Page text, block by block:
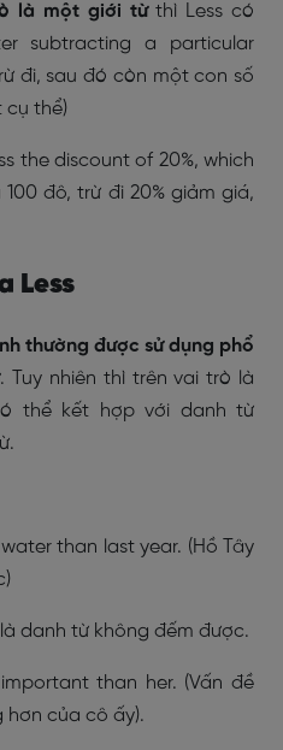
là một giới từthì Less có
subtracting a particular
đi, sau đó còn một con số
cụ thể)
the discount of 20%, which
đô, trừ đi 20% giảm giá,
Less
thường được sử dụng phổ
. Tuy nhiên thì trên vai trò là
thể kết hợp với danh từ
water than last year. (Hồ Tây
danh từ không đếm được.
than her. (Vấn đề
của cô ấy).